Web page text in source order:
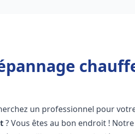
un professionnel pour
? Vous êtes au bon endroit !